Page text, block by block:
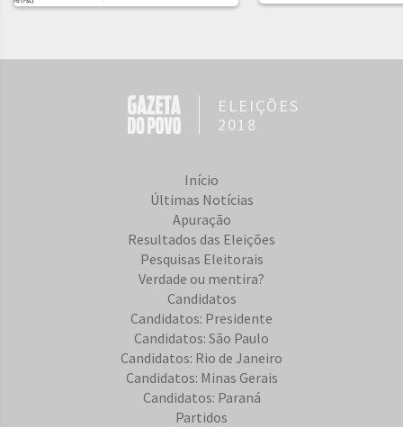
ELEIÇÕES
2018
Início
Últimas Notícias
Apuração
Resultados das Eleições
Pesquisas Eleitorais
Verdade ou mentira?
Candidatos
Candidatos: Presidente
Candidatos: São Paulo
Candidatos: Rio de Janeiro
Candidatos: Minas Gerais
Candidatos: Paraná
Partidos